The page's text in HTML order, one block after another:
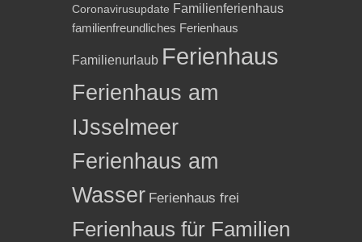
Coronavirusupdate Familienferienhaus
familienfreundliches Ferienhaus
Familienurlaub Ferienhaus
Ferienhaus am
IJsselmeer
Ferienhaus am
Wasser Ferienhaus frei
Ferienhaus für Familien